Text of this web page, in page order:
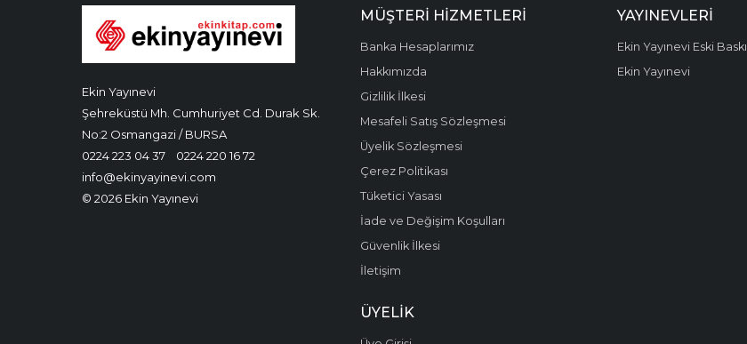
Ekin Yayınevi
Şehreküstü Mh. Cumhuriyet Cd. Durak Sk.
No:2 Osmangazi / BURSA
0224 223 04 37
0224 220 16 72
info@ekinyayinevi.com
© 2026 Ekin Yayınevi
MÜŞTERI HIZMETLERI
Banka Hesaplarımız
Hakkımızda
Gizlilik İlkesi
Mesafeli Satış Sözleşmesi
Üyelik Sözleşmesi
Çerez Politikası
Tüketici Yasası
İade ve Değişim Koşulları
Güvenlik İlkesi
İletişim
YAYINEVLERI
Ekin Yayınevi Eski Baskı
Ekin Yayınevi
ÜYELIK